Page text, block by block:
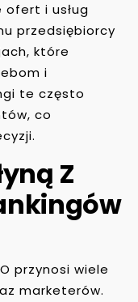
ofert i usług
przedsiębiorcy
które
i
te często
co
Z
przynosi wiele
marketerów.